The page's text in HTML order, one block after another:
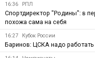
16:36 РПЛ
Спортдиректор "Родины": в
похожа сама на себя
16:27 Кубок России
Баринов: ЦСКА надо работать